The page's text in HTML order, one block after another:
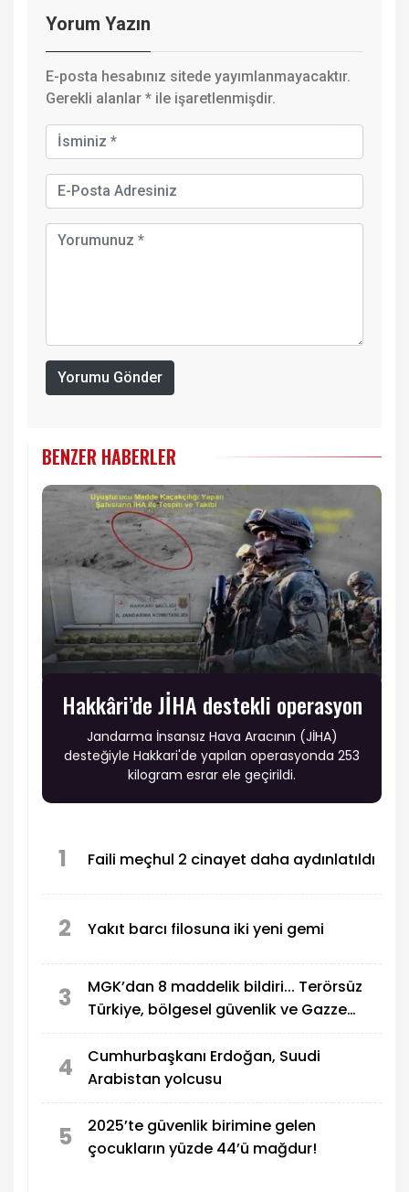
Yorum Yazın
E-posta hesabınız sitede yayımlanmayacaktır.
Gerekli alanlar * ile işaretlenmişdir.
Yorumu Gönder
BENZER HABERLER
Hakkâri’de JİHA destekli operasyon
Jandarma İnsansız Hava Aracının (JİHA)
desteğiyle Hakkari'de yapılan operasyonda 253
kilogram esrar ele geçirildi.
1 Faili meçhul 2 cinayet daha aydınlatıldı
2 Yakıt barcı filosuna iki yeni gemi
3
MGK’dan 8 maddelik bildiri... Terörsüz
Türkiye, bölgesel güvenlik ve Gazze
4
Cumhurbaşkanı Erdoğan, Suudi
Arabistan yolcusu
5
2025’te güvenlik birimine gelen
çocukların yüzde 44’ü mağdur!